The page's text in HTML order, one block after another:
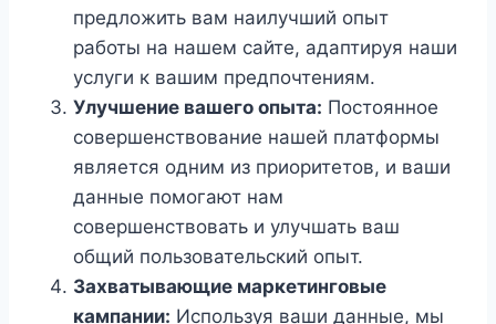
предложить вам наилучший опыт
работы на нашем сайте, адаптируя наши
услуги к вашим предпочтениям.
Улучшение вашего опыта: Постоянное
совершенствование нашей платформы
является одним из приоритетов, и ваши
данные помогают нам
совершенствовать и улучшать ваш
общий пользовательский опыт.
Захватывающие маркетинговые
кампании: Используя ваши данные, мы